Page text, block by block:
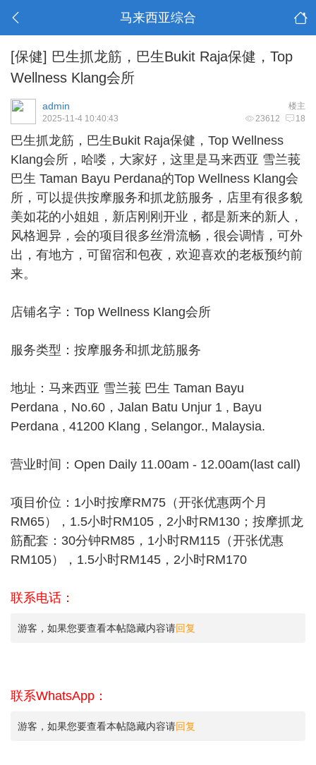
马来西亚综合
[保健] 巴生抓龙筋，巴生Bukit Raja保健，Top
Wellness Klang会所
楼主
admin
23612 18
2025-11-4 10:40:43
巴生抓龙筋 ，巴生Bukit Raja保健，Top Wellness
Klang会所，哈喽，大家好，这里是马来西亚 雪兰莪
巴生 Taman Bayu Perdana的Top Wellness Klang会
所，可以提供按摩服务和抓龙筋服务，店里有很多貌
美如花的小姐姐，新店刚刚开业，都是新来的新人，
风格迥异，会的项目很多丝滑流畅，很会调情，可外
出，有地方，可留宿和包夜，欢迎喜欢的老板预约前
来。
店铺名字：Top Wellness Klang会所
服务类型：按摩服务和抓龙筋服务
地址：马来西亚 雪兰莪 巴生 Taman Bayu
Perdana，No.60，Jalan Batu Unjur 1 , Bayu
Perdana , 41200 Klang , Selangor., Malaysia.
营业时间：Open Daily 11.00am - 12.00am(last call)
项目价位：1小时按摩RM75（开张优惠两个月
RM65），1.5小时RM105，2小时RM130；按摩抓龙
筋配套：30分钟RM85，1小时RM115（开张优惠
RM105），1.5小时RM145，2小时RM170
联系电话：
游客，如果您要查看本帖隐藏内容请回复
联系WhatsApp：
游客，如果您要查看本帖隐藏内容请回复